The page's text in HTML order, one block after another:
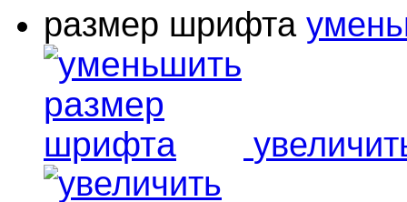
размер шрифта